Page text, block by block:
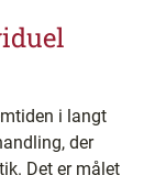
i langt
der
Det er målet